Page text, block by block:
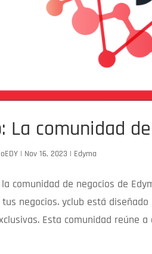
La comunidad
| Nov 16, 2023 | Edyma
la comunidad de negocios de
negocios. yclub está
Esta comunidad reúne